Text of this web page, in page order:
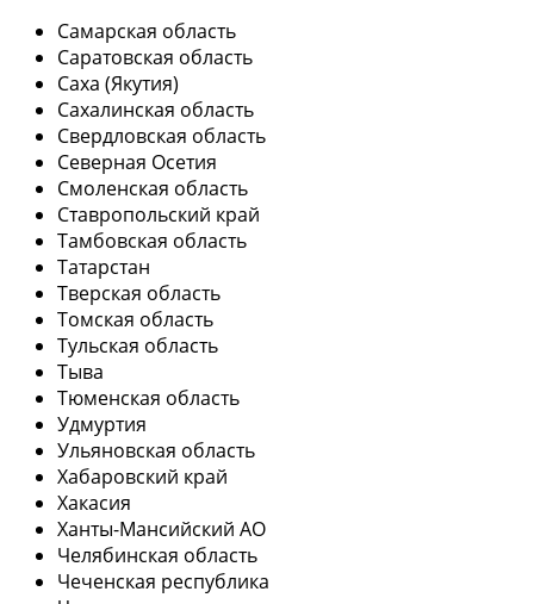
Самарская область
Саратовская область
Саха (Якутия)
Сахалинская область
Свердловская область
Северная Осетия
Смоленская область
Ставропольский край
Тамбовская область
Татарстан
Тверская область
Томская область
Тульская область
Тыва
Тюменская область
Удмуртия
Ульяновская область
Хабаровский край
Хакасия
Ханты-Мансийский АО
Челябинская область
Чеченская республика